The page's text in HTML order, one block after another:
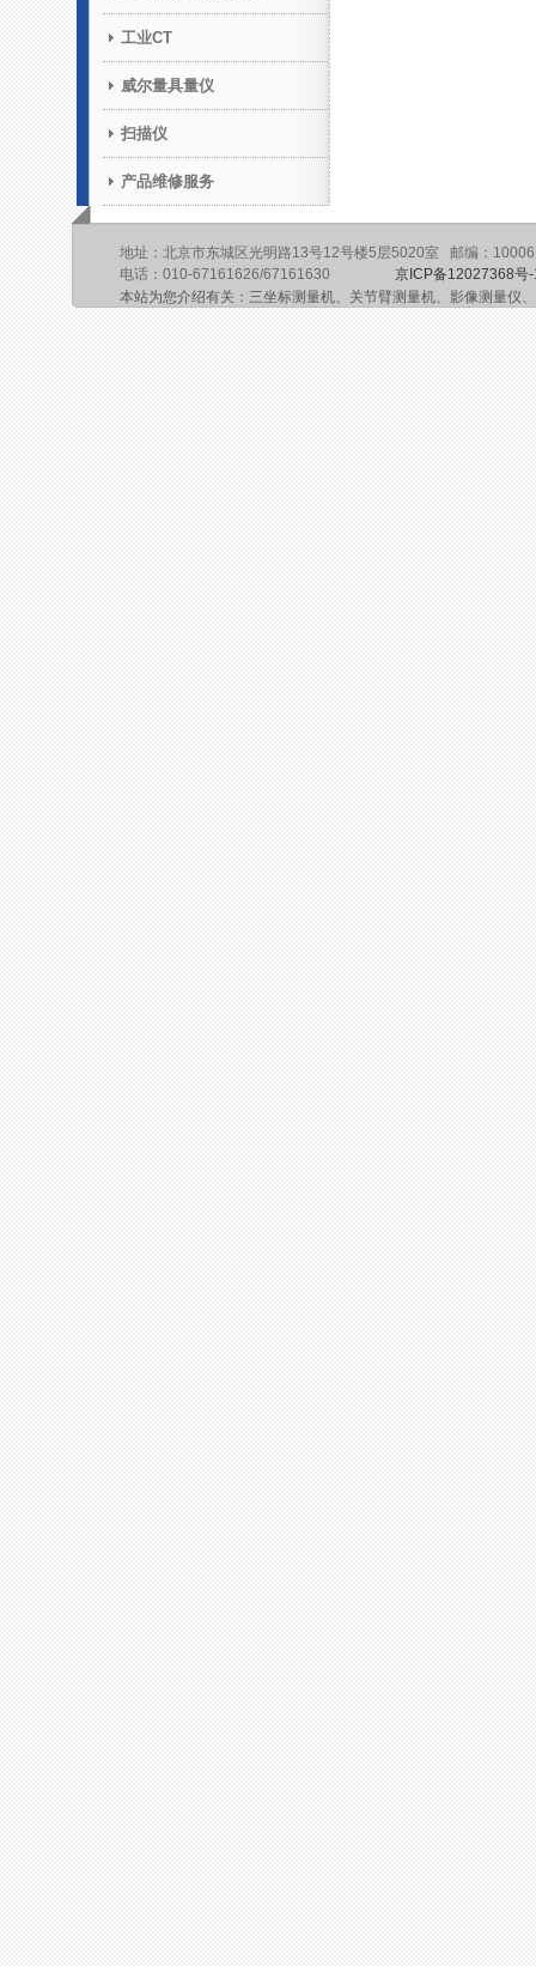
工业CT
威尔量具量仪
扫描仪
产品维修服务
地址：北京市东城区光明路13号12号楼5层5020室 邮编：
电话：010-67161626/67161630 京ICP备12027368号
本站为您介绍有关：三坐标测量机、关节臂测量机、影像测量仪